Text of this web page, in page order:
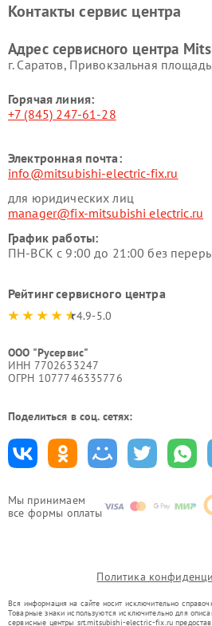
Мы принимаем
все формы оплаты
Контакты сервис центра
Адрес сервисного центра
г. Саратов, Привокзальная
Горячая линия:
+7 (845) 247-61-28
Электронная почта:
info@mitsubishi-electric-fix.ru
для юридических лиц
manager@fix-mitsubishi electric.ru
График работы:
ПН-ВСК с 9:00 до 21:00 без
Рейтинг сервисного центра
4.9-5.0
ООО "Русервис"
ИНН 7702633247
ОГРН 1077746335776
Поделиться в соц. сетях:
Политика
Вся информация на сайте носит исключительно
Товарные знаки используются исключительно для
сервисные центры srt.mitsubishi-electric-fix.ru